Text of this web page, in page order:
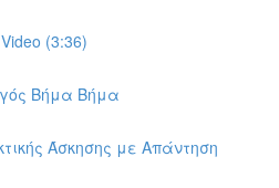
(3:36)
Βήμα Βήμα
Άσκησης με Απάντηση